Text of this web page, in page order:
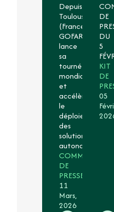
Depuis
Toulouse
(France),
GOFAR
lance
sa
tournée
mondiale
et
accélère
le
déploiement
des
solutions
autonomes
COMMUNIQUÉ
DE
PRESSE
11
Mars,
2026
DE
DU
5
KIT
DE
05